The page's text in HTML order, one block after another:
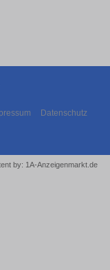
Datenschutz
by: 1A-Anzeigenmarkt.de